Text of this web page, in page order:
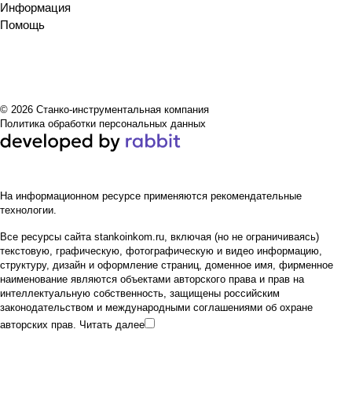
Информация
Помощь
© 2026 Станко-инструментальная компания
Политика обработки персональных данных
На информационном ресурсе применяются рекомендательные
технологии.
Все ресурсы сайта stankoinkom.ru, включая (но не ограничиваясь)
текстовую, графическую, фотографическую и видео информацию,
структуру, дизайн и оформление страниц, доменное имя, фирменное
наименование являются объектами авторского права и прав на
интеллектуальную собственность, защищены российским
законодательством и международными соглашениями об охране
авторских прав. Читать далее